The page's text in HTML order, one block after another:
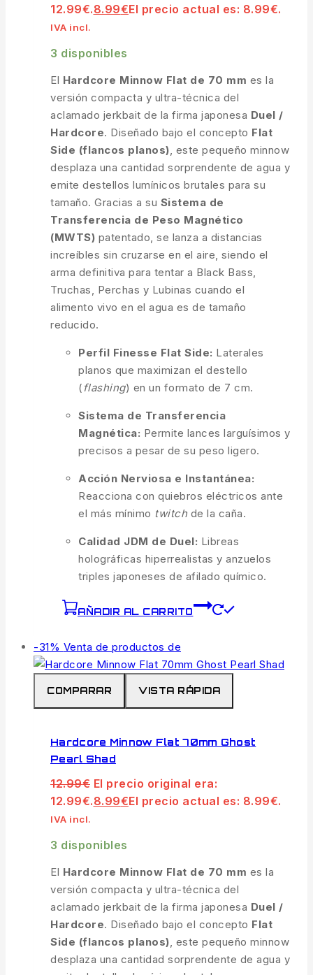
12.99€.8.99€El precio actual es: 8.99€.
IVA incl.
3 disponibles
El Hardcore Minnow Flat de 70 mm es la
versión compacta y ultra-técnica del
aclamado jerkbait de la firma japonesa Duel /
Hardcore. Diseñado bajo el concepto Flat
Side (flancos planos), este pequeño minnow
desplaza una cantidad sorprendente de agua y
emite destellos lumínicos brutales para su
tamaño. Gracias a su Sistema de
Transferencia de Peso Magnético
(MWTS) patentado, se lanza a distancias
increíbles sin cruzarse en el aire, siendo el
arma definitiva para tentar a Black Bass,
Truchas, Perchas y Lubinas cuando el
alimento vivo en el agua es de tamaño
reducido.
Perfil Finesse Flat Side: Laterales
planos que maximizan el destello
( flashing) en un formato de 7 cm.
Sistema de Transferencia
Magnética: Permite lances larguísimos y
precisos a pesar de su peso ligero.
Acción Nerviosa e Instantánea:
Reacciona con quiebros eléctricos ante
el más mínimo twitch de la caña.
Calidad JDM de Duel: Libreas
holográficas hiperrealistas y anzuelos
triples japoneses de afilado químico.
AÑADIR AL CARRITO
-31% Venta de productos de
COMPARAR VISTA RÁPIDA
Hardcore Minnow Flat 70mm Ghost
Pearl Shad
12.99€ El precio original era:
12.99€.8.99€El precio actual es: 8.99€.
IVA incl.
3 disponibles
El Hardcore Minnow Flat de 70 mm es la
versión compacta y ultra-técnica del
aclamado jerkbait de la firma japonesa Duel /
Hardcore. Diseñado bajo el concepto Flat
Side (flancos planos), este pequeño minnow
desplaza una cantidad sorprendente de agua y